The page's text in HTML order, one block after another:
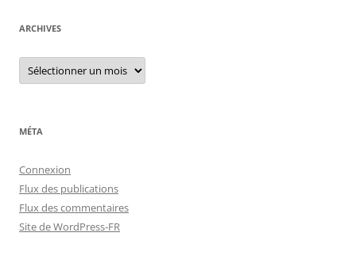
ARCHIVES
Archives
MÉTA
Connexion
Flux des publications
Flux des commentaires
Site de WordPress-FR